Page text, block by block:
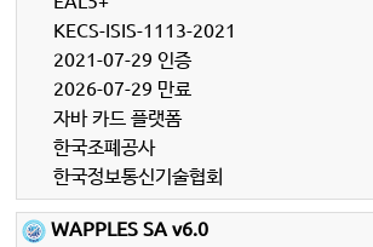
KECS-ISIS-1113-2021
2021-07-29 인증
2026-07-29 만료
자바 카드 플랫폼
한국조폐공사
한국정보통신기술협회
WAPPLES SA v6.0